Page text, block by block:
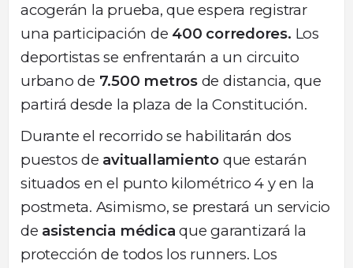
acogerán la prueba, que espera registrar
una participación de 400 corredores. Los
deportistas se enfrentarán a un circuito
urbano de 7.500 metrosde distancia, que
partirá desde la plaza de la Constitución.
Durante el recorrido se habilitarán dos
puestos de avituallamiento que estarán
situados en el punto kilométrico 4 y en la
postmeta. Asimismo, se prestará un servicio
de asistencia médica que garantizará la
protección de todos los runners. Los